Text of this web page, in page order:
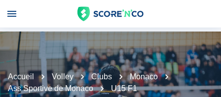
Accueil Volley Clubs
Monaco
Ass Sportive de Monaco
U15 F1